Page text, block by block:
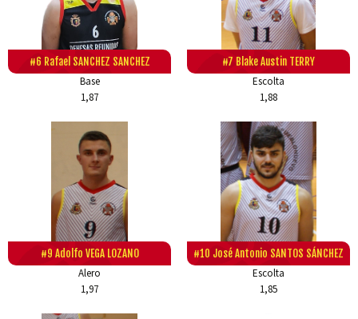
#6 Rafael SANCHEZ SANCHEZ
Base
1,87
#7 Blake Austin TERRY
Escolta
1,88
#9 Adolfo VEGA LOZANO
Alero
1,97
#10 José Antonio SANTOS SÁNCHEZ
Escolta
1,85